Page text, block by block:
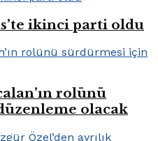
ikinci parti oldu
rolünü
olacak